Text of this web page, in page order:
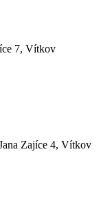
7, Vítkov
Zajíce 4, Vítkov